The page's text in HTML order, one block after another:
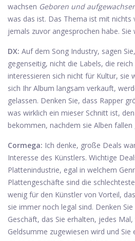
wachsen Geboren und
was das ist. Das Thema ist mit nichts
jemals zuvor angesprochen habe. Sie
DX: Auf dem Song Industry, sagen
gegenseitig, nicht die Labels, die
interessieren sich nicht für Kultur, sie
sich Ihr Album langsam verkauft,
gelassen. Denken Sie, dass Rapper
was wirklich ein mieser Schnitt ist,
bekommen, nachdem sie Alben fallen
Cormega: Ich denke, große Deals
Interesse des Künstlers. Wichtige
Plattenindustrie, egal in welchem
Plattengeschäfte sind die
wenig für den Künstler von Vorteil,
sie immer noch legal sind. Denken Sie
Geschäft, das Sie erhalten, jedes
Geldsumme zugewiesen wird und Sie